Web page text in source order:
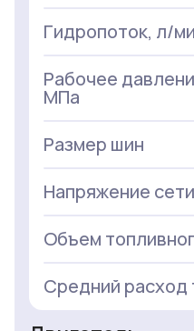
Гидропоток, л/
Рабочее
МПа
Размер шин
Напряжение
Объем
Средний расход